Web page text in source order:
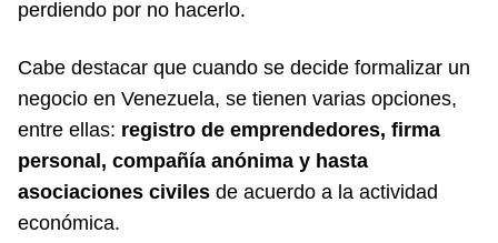
perdiendo por no hacerlo.
Cabe destacar que cuando se decide formalizar un
negocio en Venezuela, se tienen varias opciones,
entre ellas: registro de emprendedores, firma
personal, compañía anónima y hasta
asociaciones civiles de acuerdo a la actividad
económica.